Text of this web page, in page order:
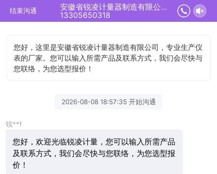
结束沟通
安徽省锐凌计量器制造有限公司正在为您服务
13305650318
您好，这里是安徽省锐凌计量器制造有限公司，专业生产仪
表的厂家。您可以输入所需产品及联系方式，我们会尽快与
您联络，为您选型报价！
2026-08-08 18:57:35 开始沟通
锐**f
您好，欢迎光临锐凌计量，您可以输入所需产品
及联系方式，我们会尽快与您联络，为您选型报
价！